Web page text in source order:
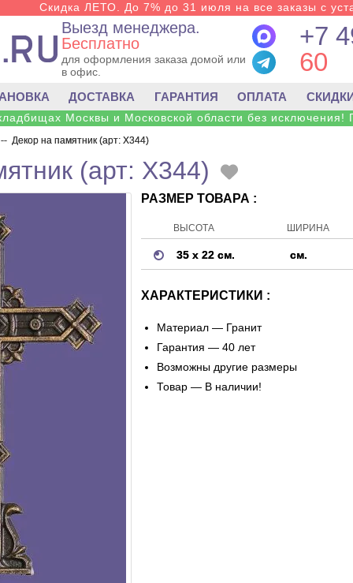
Скидка ЛЕТО. До 7% до 31 июля на все заказы с
Выезд менеджера.
Бесплатно
для оформления заказа домой или
в офис.
+7
60
ДОСТАВКА ГАРАНТИЯ ОПЛАТА
Москвы и Московской области без исключения!
Декор на памятник (арт: X344)
(арт: X344)
РАЗМЕР ТОВАРА :
ВЫСОТА ШИРИНА
35 х 22 см. см.
ХАРАКТЕРИСТИКИ :
Материал — Гранит
Гарантия — 40 лет
Возможны другие размеры
Товар — В наличии!